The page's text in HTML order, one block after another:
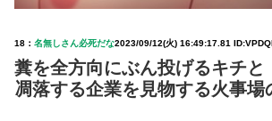
18： 名無しさん必死だな2023/09/12(火) 16:49:17.81
糞を全方向にぶん投げるキチと
凋落する企業を見物する火事場